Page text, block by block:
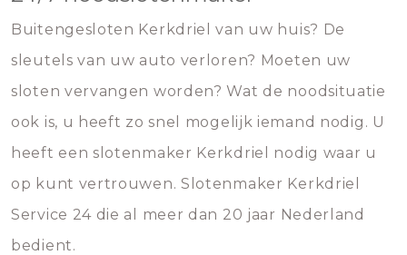
Buitengesloten Kerkdriel van uw huis? De
sleutels van uw auto verloren? Moeten uw
sloten vervangen worden? Wat de noodsituatie
ook is, u heeft zo snel mogelijk iemand nodig. U
heeft een slotenmaker Kerkdriel nodig waar u
op kunt vertrouwen. Slotenmaker Kerkdriel
Service 24 die al meer dan 20 jaar Nederland
bedient.